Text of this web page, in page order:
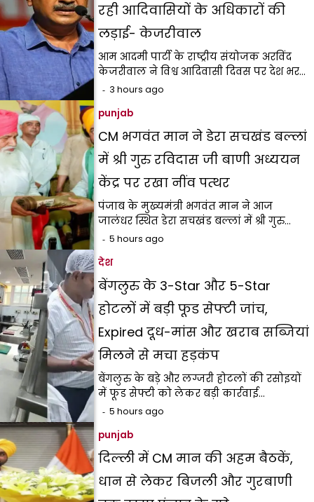
रही आदिवासियों के अधिकारों की
लड़ाई- केजरीवाल
आम आदमी पार्टी के राष्ट्रीय संयोजक अरविंद
केजरीवाल ने विश्व आदिवासी दिवस पर देश भर…
3 hours ago
punjab
CM भगवंत मान ने डेरा सचखंड बल्लां
में श्री गुरु रविदास जी बाणी अध्ययन
केंद्र पर रखा नींव पत्थर
पंजाब के मुख्यमंत्री भगवंत मान ने आज
जालंधर स्थित डेरा सचखंड बल्लां में श्री गुरु…
5 hours ago
देश
बेंगलुरु के 3-Star और 5-Star
होटलों में बड़ी फूड सेफ्टी जांच,
Expired दूध-मांस और खराब सब्जियां
मिलने से मचा हड़कंप
बेंगलुरु के बड़े और लग्जरी होटलों की रसोइयों
में फूड सेफ्टी को लेकर बड़ी कार्रवाई…
5 hours ago
punjab
दिल्ली में CM मान की अहम बैठकें,
धान से लेकर बिजली और गुरबाणी